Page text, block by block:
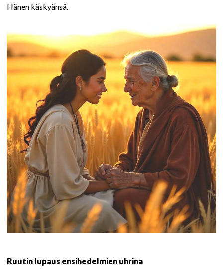
Hänen käskyänsä.
Ruutin lupaus ensihedelmien uhrina